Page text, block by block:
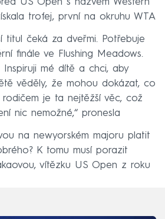
trofej, první na okruhu WTA
titul čeká za dveřmi. Potřebuje
finále ve Flushing Meadows.
Inspiruji mé dítě a chci, aby
věděly, že mohou dokázat, co
je ta nejtěžší věc, což
nic nemožné,“ pronesla
na newyorském majoru platit
K tomu musí porazit
vítězku US Open z roku